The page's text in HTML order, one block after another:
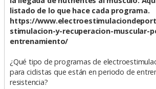
listado de lo que hace cada programa.
https://
stimulacion-y-recuperacion-muscular-
entrenamiento/
¿Qué tipo de programas de
para ciclistas que están en periodo de
resistencia?